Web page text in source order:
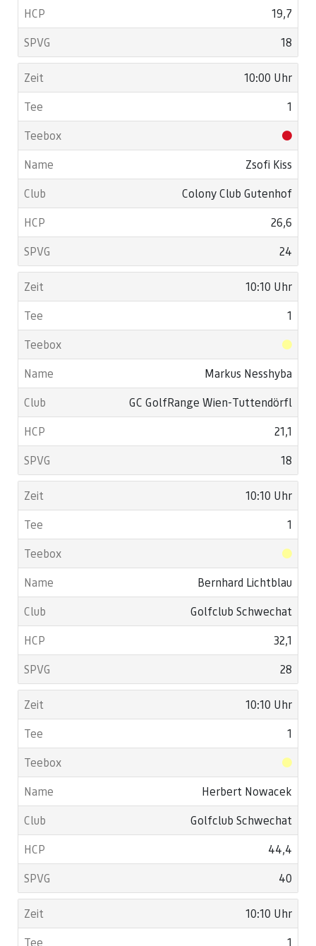
19,7
18
10:00 Uhr
1
Zsofi Kiss
Colony Club Gutenhof
26,6
24
10:10 Uhr
1
Markus Nesshyba
GC GolfRange Wien-Tuttendörfl
21,1
18
10:10 Uhr
1
Bernhard Lichtblau
Golfclub Schwechat
32,1
28
10:10 Uhr
1
Herbert Nowacek
Golfclub Schwechat
44,4
40
10:10 Uhr
1